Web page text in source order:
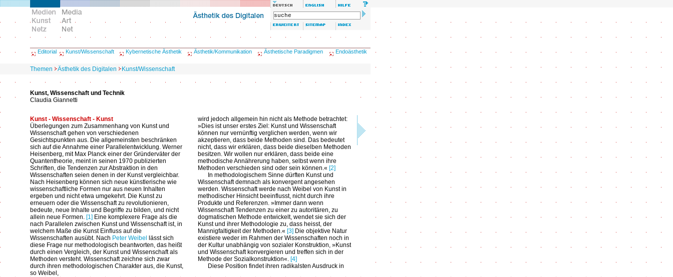
Editorial Kunst/Wissenschaft Kybernetische Ästhetik Ästhetik/Kommunikation Ästhetische Paradigmen Endoästhetik
Themen Ästhetik des Digitalen Kunst/Wissenschaft
Kunst, Wissenschaft und Technik
Claudia Giannetti
Kunst - Wissenschaft - Kunst
Überlegungen zum Zusammenhang von Kunst und
Wissenschaft gehen von verschiedenen
Gesichtspunkten aus. Die allgemeinsten beschränken
sich auf die Annahme einer Parallelentwicklung. Werner
Heisenberg, mit Max Planck einer der Gründerväter der
Quantentheorie, meint in seinen 1970 publizierten
Schriften, die Tendenzen zur Abstraktion in den
Wissenschaften seien denen in der Kunst vergleichbar.
Nach Heisenberg können sich neue künstlerische wie
wissenschaftliche Formen nur aus neuen Inhalten
ergeben und nicht etwa umgekehrt. Die Kunst zu
erneuern oder die Wissenschaft zu revolutionieren,
bedeute, neue Inhalte und Begriffe zu bilden, und nicht
allein neue Formen. [1] Eine komplexere Frage als die
nach Parallelen zwischen Kunst und Wissenschaft ist, in
welchem Maße die Kunst Einfluss auf die
Wissenschaften ausübt. Nach Peter Weibel
lässt sich
diese Frage nur methodologisch beantworten, das heißt
durch einen Vergleich, der Kunst und Wissenschaft als
Methoden versteht. Wissenschaft zeichne sich zwar
durch ihren methodologischen Charakter aus, die Kunst,
so Weibel,
wird jedoch allgemein hin nicht als Methode betrachtet:
»Dies ist unser erstes Ziel: Kunst und Wissenschaft
können nur vernünftig verglichen werden, wenn wir
akzeptieren, dass beide Methoden sind. Das bedeutet
nicht, dass wir erklären, dass beide dieselben Methoden
besitzen. Wir wollen nur erklären, dass beide eine
methodische Annährerung haben, selbst wenn ihre
Methoden verschieden sind oder sein können.« [2]
In methodologischem Sinne dürften Kunst und
Wissenschaft demnach als konvergent angesehen
werden. Wissenschaft werde nach Weibel von Kunst in
methodischer Hinsicht beeinflusst, nicht durch ihre
Produkte und Referenzen. »Immer dann wenn
Wissenschaft Tendenzen zu einer zu autoritären, zu
dogmatischen Methode entwickelt, wendet sie sich der
Kunst und ihrer Methodologie zu, dass heisst, der
Mannigfaltigkeit der Methoden.« [3] Die objektive Natur
existiere weder im Rahmen der Wissenschaften noch in
der Kultur unabhängig von sozialer Konstruktion, »Kunst
und Wissenschaft konvergieren und treffen sich in der
Methode der Sozialkonstruktion«. [4]
Diese Position findet ihren radikalsten Ausdruck in